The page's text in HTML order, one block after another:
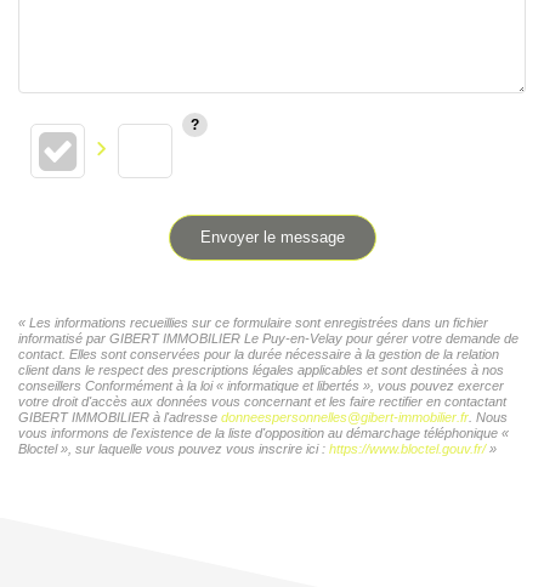
Envoyer le message
« Les informations recueillies sur ce formulaire sont enregistrées dans un fichier
informatisé par GIBERT IMMOBILIER Le Puy-en-Velay pour gérer votre demande de
contact. Elles sont conservées pour la durée nécessaire à la gestion de la relation
client dans le respect des prescriptions légales applicables et sont destinées à nos
conseillers Conformément à la loi « informatique et libertés », vous pouvez exercer
votre droit d'accès aux données vous concernant et les faire rectifier en contactant
GIBERT IMMOBILIER à l'adresse donneespersonnelles@gibert-immobilier.fr . Nous
vous informons de l'existence de la liste d'opposition au démarchage téléphonique «
Bloctel », sur laquelle vous pouvez vous inscrire ici : https://www.bloctel.gouv.fr/»